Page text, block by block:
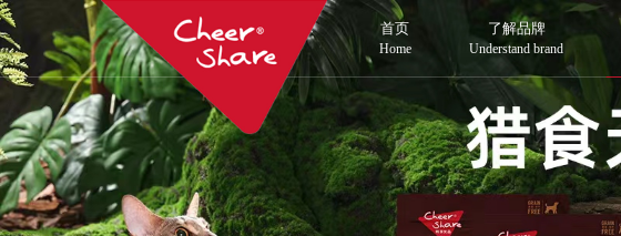
首页
Home
了解品牌
Understand brand